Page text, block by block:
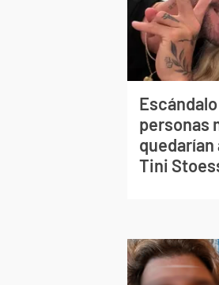
personas
quedarían
Tini